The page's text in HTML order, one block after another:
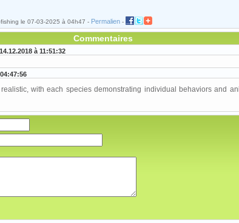
le 07-03-2025 à 04h47 - Permalien -
Commentaires
à 11:51:32
with each species demonstrating individual behaviors and